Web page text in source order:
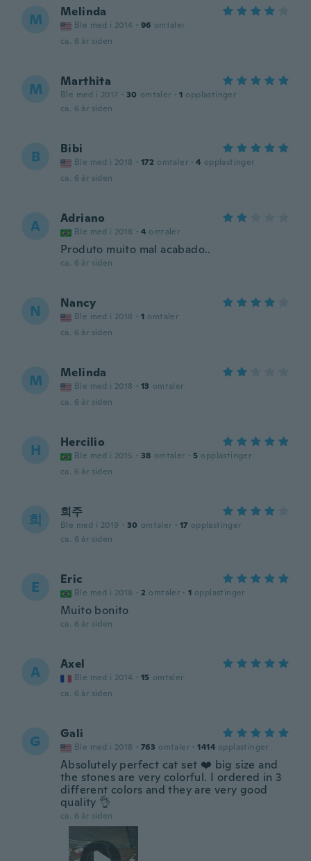
M Melinda
Ble med i 2014 · 96 omtaler
ca. 6 år siden
M Marthita
Ble med i 2017 · 30 omtaler · 1 opplastinger
ca. 6 år siden
B Bibi
Ble med i 2018 · 172 omtaler · 4 opplastinger
ca. 6 år siden
A Adriano
Ble med i 2018 · 4 omtaler
Produto muito mal acabado..
ca. 6 år siden
N Nancy
Ble med i 2018 · 1 omtaler
ca. 6 år siden
M Melinda
Ble med i 2018 · 13 omtaler
ca. 6 år siden
H Hercilio
Ble med i 2015 · 38 omtaler · 5 opplastinger
ca. 6 år siden
희 희주
Ble med i 2019 · 30 omtaler · 17 opplastinger
ca. 6 år siden
E Eric
Ble med i 2018 · 2 omtaler · 1 opplastinger
Muito bonito
ca. 6 år siden
A Axel
Ble med i 2014 · 15 omtaler
ca. 6 år siden
G Gali
Ble med i 2018 · 763 omtaler · 1414 opplastinger
Absolutely perfect cat set ❤️ big size and
the stones are very colorful. I ordered in 3
different colors and they are very good
quality 👌
ca. 6 år siden